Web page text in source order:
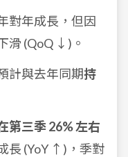
對年成長，但因
滑 (QoQ ↓)。
計與去年同期持
第三季 26% 左右
長 (YoY ↑)，季對